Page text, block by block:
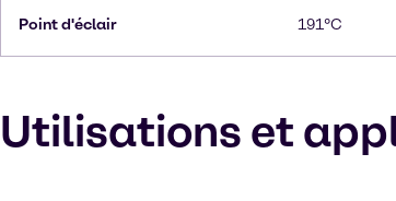
Point d'éclair 191°C
Utilisations et